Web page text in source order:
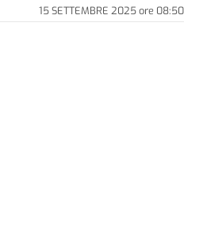
15 SETTEMBRE 2025ore 08:50